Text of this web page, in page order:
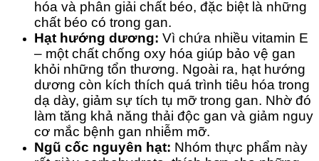
hóa và phân giải chất béo, đặc biệt là những
chất béo có trong gan.
Hạt hướng dương: Vì chứa nhiều vitamin E
– một chất chống oxy hóa giúp bảo vệ gan
khỏi những tổn thương. Ngoài ra, hạt hướng
dương còn kích thích quá trình tiêu hóa trong
dạ dày, giảm sự tích tụ mỡ trong gan. Nhờ đó
làm tăng khả năng thải độc gan và giảm nguy
cơ mắc bệnh gan nhiễm mỡ.
Ngũ cốc nguyên hạt: Nhóm thực phẩm này